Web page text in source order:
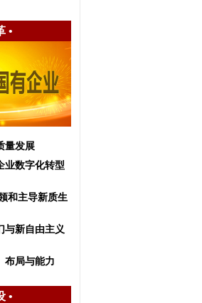
•
量发展
业数字化转型
和主导新质生
与新自由主义
布局与能力
•